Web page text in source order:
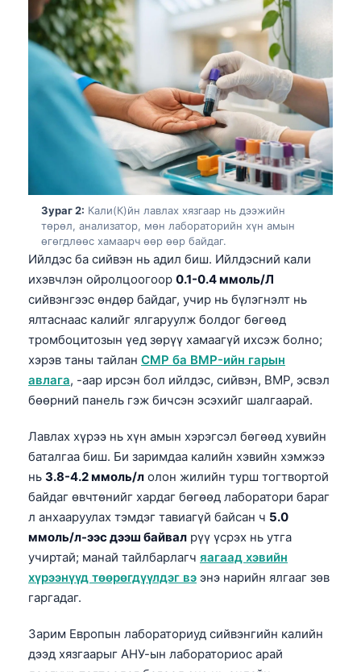
Зураг 2: Кали(К)йн лавлах хязгаар нь дээжийн
төрөл, анализатор, мөн лабораторийн хүн амын
өгөгдлөөс хамаарч өөр өөр байдаг.
Ийлдэс ба сийвэн нь адил биш. Ийлдэсний кали
ихэвчлэн ойролцоогоор 0.1-0.4 ммоль/Л
сийвэнгээс өндөр байдаг, учир нь бүлэгнэлт нь
ялтаснаас калийг ялгаруулж болдог бөгөөд
тромбоцитозын үед зөрүү хамаагүй ихсэж болно;
хэрэв таны тайлан CMP ба BMP-ийн гарын
авлага, -аар ирсэн бол ийлдэс, сийвэн, BMP, эсвэл
бөөрний панель гэж бичсэн эсэхийг шалгаарай.
Лавлах хүрээ нь хүн амын хэрэгсэл бөгөөд хувийн
баталгаа биш. Би заримдаа калийн хэвийн хэмжээ
нь 3.8-4.2 ммоль/л олон жилийн турш тогтвортой
байдаг өвчтөнийг хардаг бөгөөд лаборатори бараг
л анхааруулах тэмдэг тавиагүй байсан ч 5.0
ммоль/л-ээс дээш байвал рүү үсрэх нь утга
учиртай; манай тайлбарлагч яагаад хэвийн
хүрээнүүд төөрөгдүүлдэг вэ энэ нарийн ялгааг зөв
гаргадаг.
Зарим Европын лабораториуд сийвэнгийн калийн
дээд хязгаарыг АНУ-ын лабораториос арай